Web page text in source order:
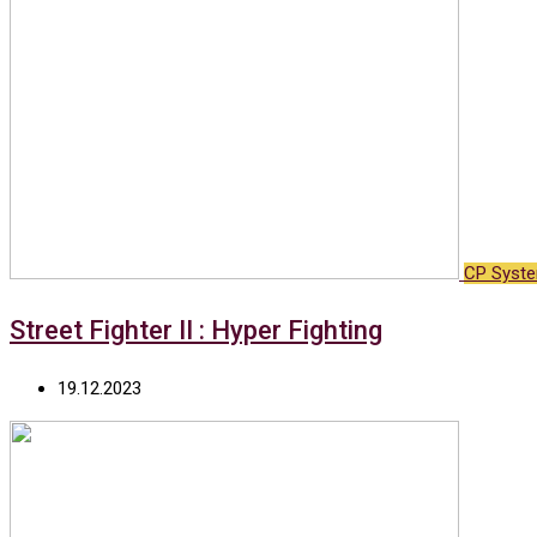
CP
Street Fighter II : Hyper Fighting
19.12.2023